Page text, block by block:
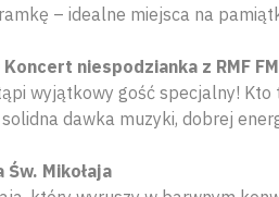
– idealne miejsca na
niespodzianka z RMF FM
wyjątkowy gość specjalny! Kto
dawka muzyki, dobrej
Mikołaja